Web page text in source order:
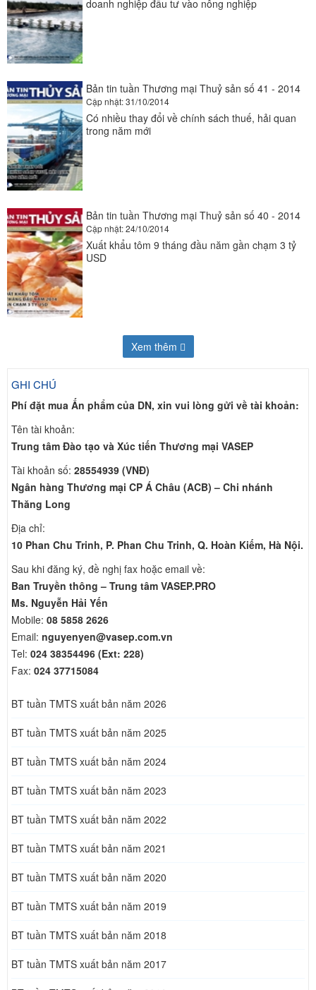
doanh nghiệp đầu tư vào nông nghiệp
Bản tin tuần Thương mại Thuỷ sản số 41 - 2014
Cập nhật: 31/10/2014
Có nhiều thay đổi về chính sách thuế, hải quan
trong năm mới
Bản tin tuần Thương mại Thuỷ sản số 40 - 2014
Cập nhật: 24/10/2014
Xuất khẩu tôm 9 tháng đầu năm gần chạm 3 tỷ
USD
Xem thêm
GHI CHÚ
Phí đặt mua Ấn phẩm của DN, xin vui lòng gửi về tài khoản:
Tên tài khoản:
Trung tâm Đào tạo và Xúc tiến Thương mại VASEP
Tài khoản số: 28554939 (VNĐ)
Ngân hàng Thương mại CP Á Châu (ACB) – Chi nhánh
Thăng Long
Địa chỉ:
10 Phan Chu Trinh, P. Phan Chu Trinh, Q. Hoàn Kiếm, Hà Nội.
Sau khi đăng ký, đề nghị fax hoặc email về:
Ban Truyền thông – Trung tâm VASEP.PRO
Ms. Nguyễn Hải Yến
Mobile: 08 5858 2626
Email: nguyenyen@vasep.com.vn
Tel: 024 38354496 (Ext: 228)
Fax: 024 37715084
BT tuần TMTS xuất bản năm 2026
BT tuần TMTS xuất bản năm 2025
BT tuần TMTS xuất bản năm 2024
BT tuần TMTS xuất bản năm 2023
BT tuần TMTS xuất bản năm 2022
BT tuần TMTS xuất bản năm 2021
BT tuần TMTS xuất bản năm 2020
BT tuần TMTS xuất bản năm 2019
BT tuần TMTS xuất bản năm 2018
BT tuần TMTS xuất bản năm 2017